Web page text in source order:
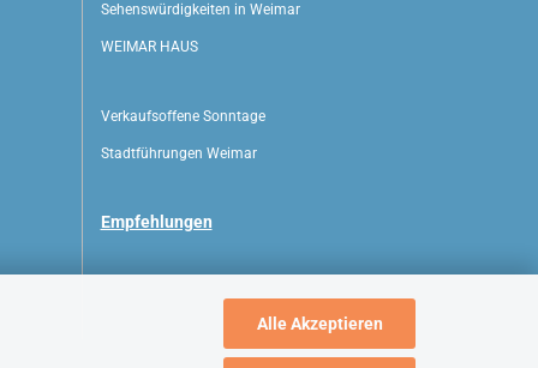
Alle Akzeptieren
Sehenswürdigkeiten in Weimar
WEIMAR HAUS
Verkaufsoffene Sonntage
Stadtführungen Weimar
Empfehlungen